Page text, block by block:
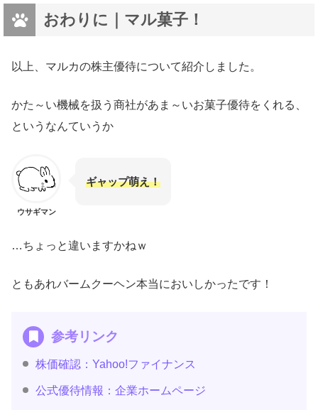
おわりに｜マル菓子！
以上、マルカの株主優待について紹介しました。
かた～い機械を扱う商社があま～いお菓子優待をくれる、
というなんていうか
ウサギマン
ギャップ萌え！
…ちょっと違いますかねｗ
ともあれバームクーヘン本当においしかったです！
参考リンク
株価確認：Yahoo!ファイナンス
公式優待情報：企業ホームページ